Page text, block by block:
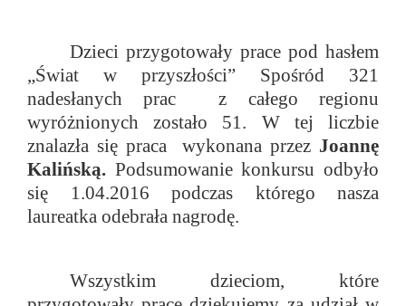
Dzieci przygotowały prace pod hasłem
„Świat w przyszłości” Spośród 321
nadesłanych prac z całego regionu
wyróżnionych zostało 51. W tej liczbie
znalazła się praca wykonana przez Joannę
Kalińską. Podsumowanie konkursu odbyło
się 1.04.2016 podczas którego nasza
laureatka odebrała nagrodę.
Wszystkim dzieciom, które